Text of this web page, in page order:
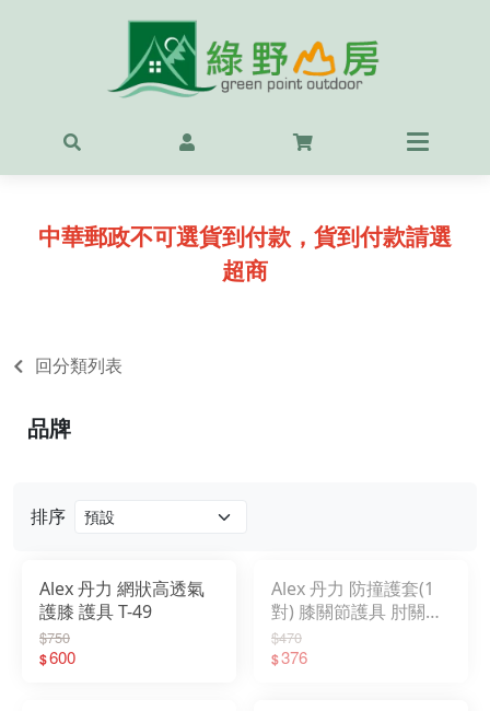
中華郵政不可選貨到付款，貨到付款請選
超商
回分類列表
排序
Alex 丹力 網狀高透氣
護膝 護具 T-49
$750
$600
Alex 丹力 防撞護套(1
對) 膝關節護具 肘關節
護具 T-47
$470
$376
品牌